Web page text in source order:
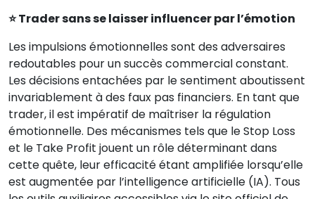
⭐ Trader sans se laisser influencer par l’émotion
Les impulsions émotionnelles sont des adversaires
redoutables pour un succès commercial constant.
Les décisions entachées par le sentiment aboutissent
invariablement à des faux pas financiers. En tant que
trader, il est impératif de maîtriser la régulation
émotionnelle. Des mécanismes tels que le Stop Loss
et le Take Profit jouent un rôle déterminant dans
cette quête, leur efficacité étant amplifiée lorsqu’elle
est augmentée par l’intelligence artificielle (IA). Tous